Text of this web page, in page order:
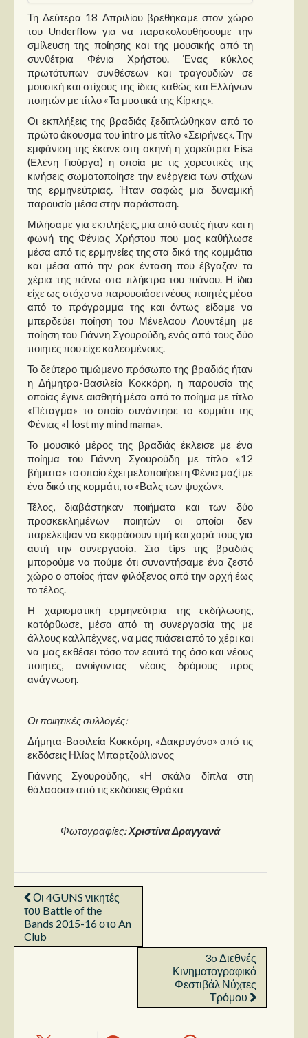
Μουσικοί
Διάφοροι
Εκτός Συνόρων
Νέα
Στήλες
Polls
Small Talk
Blog
Τη Δεύτερα 18 Απριλίου βρεθήκαμε στον χώρο
του Underflow για να παρακολουθήσουμε την
σμίλευση της ποίησης και της μουσικής από τη
συνθέτρια Φένια Χρήστου. Ένας κύκλος
πρωτότυπων συνθέσεων και τραγουδιών σε
μουσική και στίχους της ίδιας καθώς και Ελλήνων
ποιητών με τίτλο «Τα μυστικά της Κίρκης».
Οι εκπλήξεις της βραδιάς ξεδιπλώθηκαν από το
πρώτο άκουσμα του intro με τίτλο «Σειρήνες». Την
εμφάνιση της έκανε στη σκηνή η χορεύτρια Eisa
(Ελένη Γιούργα) η οποία με τις χορευτικές της
κινήσεις σωματοποίησε την ενέργεια των στίχων
της ερμηνεύτριας. Ήταν σαφώς μια δυναμική
παρουσία μέσα στην παράσταση.
Μιλήσαμε για εκπλήξεις, μια από αυτές ήταν και η
φωνή της Φένιας Χρήστου που μας καθήλωσε
μέσα από τις ερμηνείες της στα δικά της κομμάτια
και μέσα από την ροκ ένταση που έβγαζαν τα
χέρια της πάνω στα πλήκτρα του πιάνου. Η ίδια
είχε ως στόχο να παρουσιάσει νέους ποιητές μέσα
από το πρόγραμμα της και όντως είδαμε να
μπερδεύει ποίηση του Μένελαου Λουντέμη με
ποίηση του Γιάννη Σγουρούδη, ενός από τους δύο
ποιητές που είχε καλεσμένους.
Το δεύτερο τιμώμενο πρόσωπο της βραδιάς ήταν
η Δήμητρα-Βασιλεία Κοκκόρη, η παρουσία της
οποίας έγινε αισθητή μέσα από το ποίημα με τίτλο
«Πέταγμα» το οποίο συνάντησε το κομμάτι της
Φένιας «I lost my mind mama».
Το μουσικό μέρος της βραδιάς έκλεισε με ένα
ποίημα του Γιάννη Σγουρούδη με τίτλο «12
βήματα» το οποίο έχει μελοποιήσει η Φένια μαζί με
ένα δικό της κομμάτι, το «Βαλς των ψυχών».
Τέλος, διαβάστηκαν ποιήματα και των δύο
προσκεκλημένων ποιητών οι οποίοι δεν
παρέλειψαν να εκφράσουν τιμή και χαρά τους για
αυτή την συνεργασία. Στα tips της βραδιάς
μπορούμε να πούμε ότι συναντήσαμε ένα ζεστό
χώρο ο οποίος ήταν φιλόξενος από την αρχή έως
το τέλος.
Η χαρισματική ερμηνεύτρια της εκδήλωσης,
κατόρθωσε, μέσα από τη συνεργασία της με
άλλους καλλιτέχνες, να μας πιάσει από το χέρι και
να μας εκθέσει τόσο τον εαυτό της όσο και νέους
ποιητές, ανοίγοντας νέους δρόμους προς
ανάγνωση.
Οι ποιητικές συλλογές:
Δήμητα-Βασιλεία Κοκκόρη, «Δακρυγόνο» από τις
εκδόσεις Ηλίας Μπαρτζούλιανος
Γιάννης Σγουρούδης, «Η σκάλα δίπλα στη
θάλασσα» από τις εκδόσεις Θράκα
Φωτογραφίες:Χριστίνα Δραγγανά
Οι 4GUNS νικητές
του Battle of the
Bands 2015-16 στο An
Club
3o Διεθνές
Κινηματογραφικό
Φεστιβάλ Νύχτες
Τρόμου